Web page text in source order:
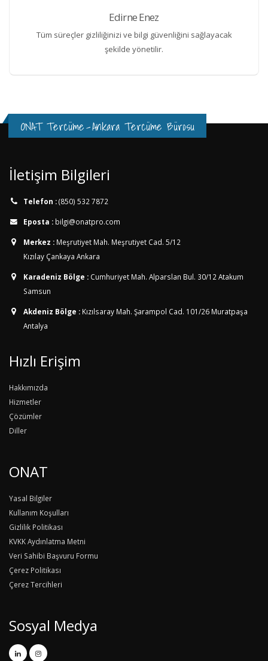
Edirne Enez
Tüm süreçler gizliliğinizi ve bilgi güvenliğini sağlayacak
şekilde yönetilir.
ONAT Tercüme-Ankara Tercüme Bürosu
İletişim Bilgileri
Telefon :(850) 532 7872
Eposta : bilgi@onatpro.com
Merkez : Meşrutiyet Mah. Meşrutiyet Cad. 5/12
Kızılay Çankaya Ankara
Karadeniz Bölge : Cumhuriyet Mah. Alparslan Bul. 30/12 Atakum
Samsun
Akdeniz Bölge : Kızılsaray Mah. Şarampol Cad. 101/26 Muratpaşa
Antalya
Hızlı Erişim
Hakkımızda
Hizmetler
Çözümler
Diller
ONAT
Yasal Bilgiler
Kullanım Koşulları
Gizlilik Politikası
KVKK Aydınlatma Metni
Veri Sahibi Başvuru Formu
Çerez Politikası
Çerez Tercihleri
Sosyal Medya